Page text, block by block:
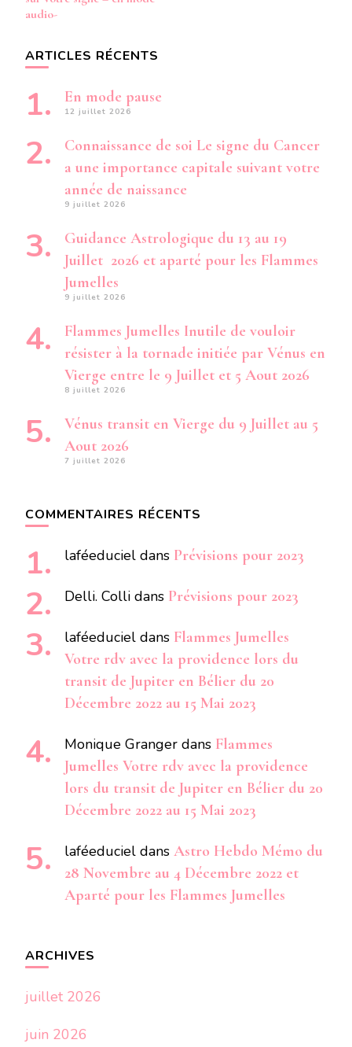
audio-
ARTICLES RÉCENTS
En mode pause
12 juillet 2026
Connaissance de soi Le signe du Cancer
a une importance capitale suivant votre
année de naissance
9 juillet 2026
Guidance Astrologique du 13 au 19
Juillet 2026 et aparté pour les Flammes
Jumelles
9 juillet 2026
Flammes Jumelles Inutile de vouloir
résister à la tornade initiée par Vénus en
Vierge entre le 9 Juillet et 5 Aout 2026
8 juillet 2026
Vénus transit en Vierge du 9 Juillet au 5
Aout 2026
7 juillet 2026
COMMENTAIRES RÉCENTS
laféeduciel dans Prévisions pour 2023
Delli. Colli dans Prévisions pour 2023
laféeduciel dans Flammes Jumelles
Votre rdv avec la providence lors du
transit de Jupiter en Bélier du 20
Décembre 2022 au 15 Mai 2023
Monique Granger dans Flammes
Jumelles Votre rdv avec la providence
lors du transit de Jupiter en Bélier du 20
Décembre 2022 au 15 Mai 2023
laféeduciel dans Astro Hebdo Mémo du
28 Novembre au 4 Décembre 2022 et
Aparté pour les Flammes Jumelles
ARCHIVES
juillet 2026
juin 2026